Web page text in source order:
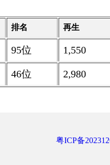
排名 再生
95位 1,550
46位 2,980
粤ICP备